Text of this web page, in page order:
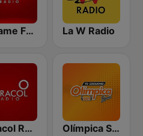
Bésame FM Bogotá La W Radio
Caracol Radio Medellín Olímpica Stereo Bogotá 105.9 FM